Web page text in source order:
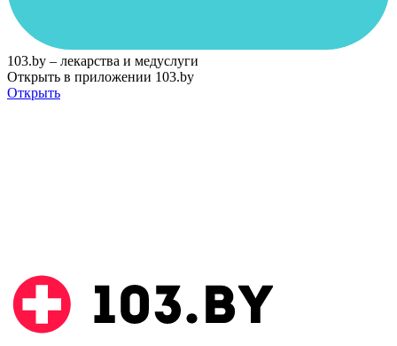
103.by – лекарства и медуслуги
Открыть в приложении 103.by
Открыть